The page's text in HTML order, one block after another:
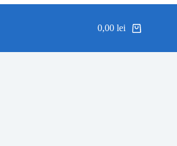
Coș
cumpărături
0,00 lei